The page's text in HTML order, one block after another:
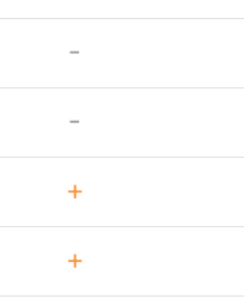
-
-
+
+